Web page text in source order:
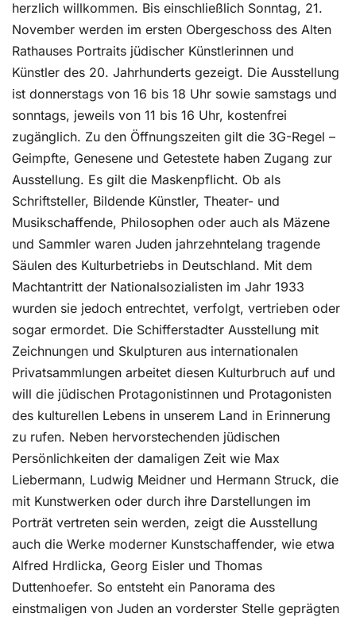
herzlich willkommen. Bis einschließlich Sonntag, 21.
November werden im ersten Obergeschoss des Alten
Rathauses Portraits jüdischer Künstlerinnen und
Künstler des 20. Jahrhunderts gezeigt. Die Ausstellung
ist donnerstags von 16 bis 18 Uhr sowie samstags und
sonntags, jeweils von 11 bis 16 Uhr, kostenfrei
zugänglich. Zu den Öffnungszeiten gilt die 3G-Regel –
Geimpfte, Genesene und Getestete haben Zugang zur
Ausstellung. Es gilt die Maskenpflicht. Ob als
Schriftsteller, Bildende Künstler, Theater- und
Musikschaffende, Philosophen oder auch als Mäzene
und Sammler waren Juden jahrzehntelang tragende
Säulen des Kulturbetriebs in Deutschland. Mit dem
Machtantritt der Nationalsozialisten im Jahr 1933
wurden sie jedoch entrechtet, verfolgt, vertrieben oder
sogar ermordet. Die Schifferstadter Ausstellung mit
Zeichnungen und Skulpturen aus internationalen
Privatsammlungen arbeitet diesen Kulturbruch auf und
will die jüdischen Protagonistinnen und Protagonisten
des kulturellen Lebens in unserem Land in Erinnerung
zu rufen. Neben hervorstechenden jüdischen
Persönlichkeiten der damaligen Zeit wie Max
Liebermann, Ludwig Meidner und Hermann Struck, die
mit Kunstwerken oder durch ihre Darstellungen im
Porträt vertreten sein werden, zeigt die Ausstellung
auch die Werke moderner Kunstschaffender, wie etwa
Alfred Hrdlicka, Georg Eisler und Thomas
Duttenhoefer. So entsteht ein Panorama des
einstmaligen von Juden an vorderster Stelle geprägten